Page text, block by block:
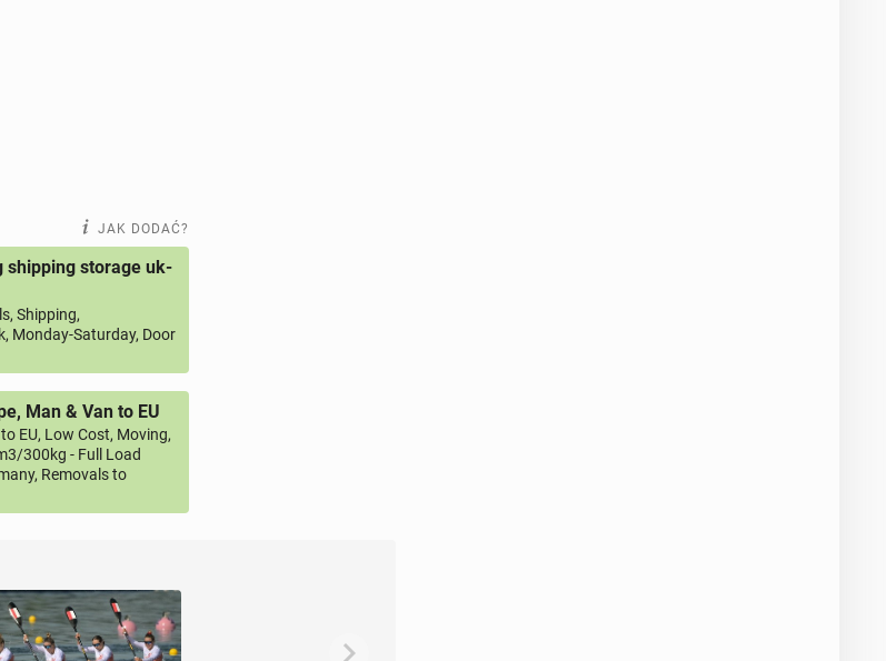
JAK DODAĆ?
shipping storage uk-
Shipping,
Monday-Saturday, Door
Man & Van to EU
EU, Low Cost, Moving,
300kg - Full Load
Removals to